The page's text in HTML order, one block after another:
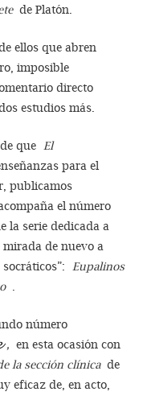
de Platón.
ellos que abren
imposible
directo
estudios más.
que El
para el
publicamos
el número
la serie dedicada a
mirada de nuevo a
Eupalinos
número
,en esta ocasión con
la sección clínicade
eficaz de, en acto,